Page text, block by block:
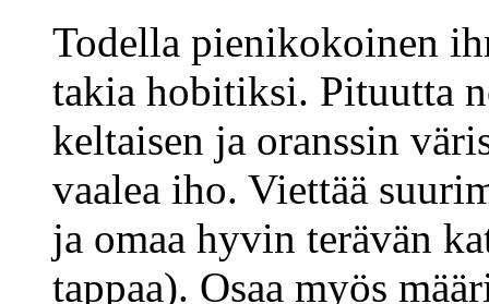
Todella pienikokoinen
takia hobitiksi. Pituutta
keltaisen ja oranssin
vaalea iho. Viettää
ja omaa hyvin terävän
tappaa). Osaa myös